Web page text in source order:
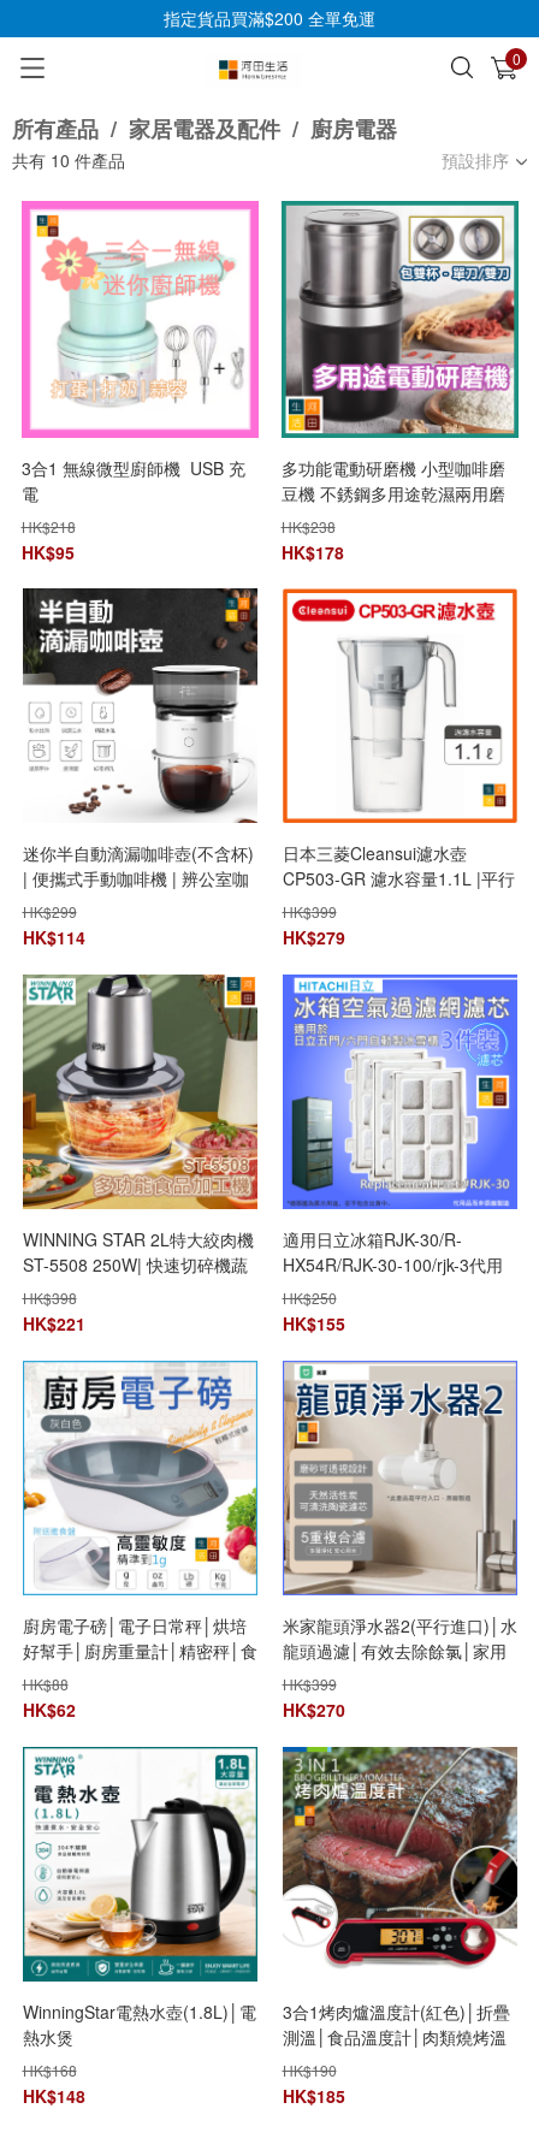
指定貨品買滿$200 全單免運
0
已加入購物車 查看
所有產品 / 家居電器及配件 / 廚房電器
共有 10 件產品 預設排序
3合1 無線微型廚師機 USB 充
電
HK$218
HK$95
多功能電動研磨機 小型咖啡磨
豆機 不銹鋼多用途乾濕兩用磨
粉機
HK$238
HK$178
迷你半自動滴漏咖啡壺(不含杯)
| 便攜式手動咖啡機 | 辨公室咖
啡粉沖泡器
HK$299
HK$114
日本三菱Cleansui濾水壺
CP503-GR 濾水容量1.1L |平行
進口
HK$399
HK$279
WINNING STAR 2L特大絞肉機
ST-5508 250W| 快速切碎機蔬
菜切碎機食品加工
HK$398
HK$221
適用日立冰箱RJK-30/R-
HX54R/RJK-30-100/rjk-3代用
空氣過濾網濾芯(3片裝)
HK$250
HK$155
廚房電子磅│電子日常秤│烘培
好幫手│廚房重量計│精密秤│食
物量磅
HK$88
HK$62
米家龍頭淨水器2(平行進口)│水
龍頭過濾│有效去除餘氯│家用
廚房净水器│水質淨化器
HK$399
HK$270
WinningStar電熱水壺(1.8L)│電
熱水煲
HK$168
HK$148
3合1烤肉爐溫度計(紅色)│折疊
測溫│食品溫度計│肉類燒烤溫
度儀│廚房烤箱烤肉神器│多功
能烤肉針開瓶器
HK$190
HK$185